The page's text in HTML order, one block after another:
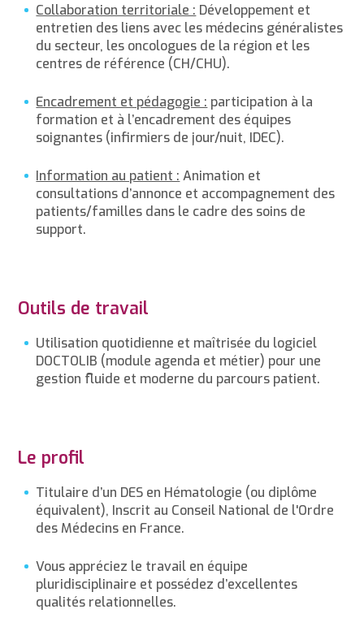
Collaboration territoriale : Développement et
entretien des liens avec les médecins généralistes
du secteur, les oncologues de la région et les
centres de référence (CH/CHU).
Encadrement et pédagogie : participation à la
formation et à l’encadrement des équipes
soignantes (infirmiers de jour/nuit, IDEC).
Information au patient : Animation et
consultations d’annonce et accompagnement des
patients/familles dans le cadre des soins de
support.
Outils de travail
Utilisation quotidienne et maîtrisée du logiciel
DOCTOLIB (module agenda et métier) pour une
gestion fluide et moderne du parcours patient.
Le profil
Titulaire d’un DES en Hématologie (ou diplôme
équivalent), Inscrit au Conseil National de l'Ordre
des Médecins en France.
Vous appréciez le travail en équipe
pluridisciplinaire et possédez d’excellentes
qualités relationnelles.